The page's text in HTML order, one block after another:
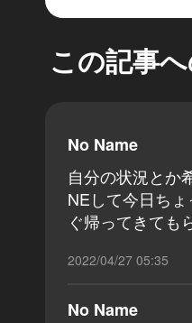
この記事
No Name
自分の状況とか
NEして今日ち
ぐ帰ってきても
2022/04/27 05:35
No Name